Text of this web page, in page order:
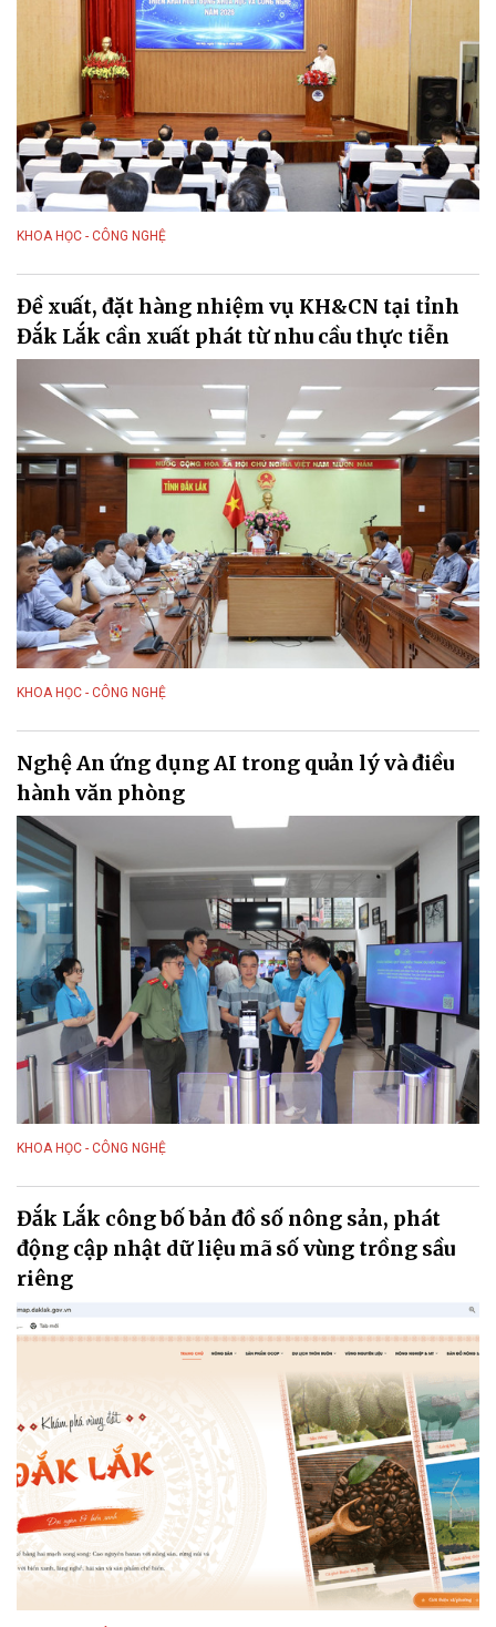
KHOA HỌC - CÔNG NGHỆ
Đề xuất, đặt hàng nhiệm vụ KH&CN tại tỉnh
Đắk Lắk cần xuất phát từ nhu cầu thực tiễn
KHOA HỌC - CÔNG NGHỆ
Nghệ An ứng dụng AI trong quản lý và điều
hành văn phòng
KHOA HỌC - CÔNG NGHỆ
Đắk Lắk công bố bản đồ số nông sản, phát
động cập nhật dữ liệu mã số vùng trồng sầu
riêng